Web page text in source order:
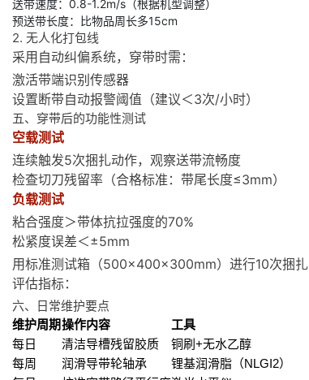
送带速度：0.8-1.2m/s（根据机型调整）
预送带长度：比物品周长多15cm
2. 无人化打包线
采用自动纠偏系统，穿带时需：
激活带端识别传感器
设置断带自动报警阈值（建议＜3次/小时）
五、穿带后的功能性测试
空载测试
连续触发5次捆扎动作，观察送带流畅度
检查切刀残留率（合格标准：带尾长度≤3mm）
负载测试
粘合强度＞带体抗拉强度的70%
松紧度误差＜±5mm
用标准测试箱（500×400×300mm）进行10次捆扎
评估指标：
六、日常维护要点
维护周期操作内容
工具
每日
清洁导槽残留胶质
铜刷+无水乙醇
每周
润滑导带轮轴承
锂基润滑脂（NLGI2）